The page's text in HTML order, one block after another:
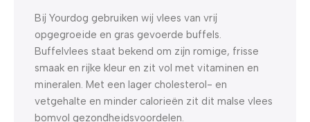
Bij Yourdog gebruiken wij vlees van vrij
opgegroeide en gras gevoerde buffels.
Buffelvlees staat bekend om zijn romige, frisse
smaak en rijke kleur en zit vol met vitaminen en
mineralen. Met een lager cholesterol- en
vetgehalte en minder calorieën zit dit malse vlees
bomvol gezondheidsvoordelen.